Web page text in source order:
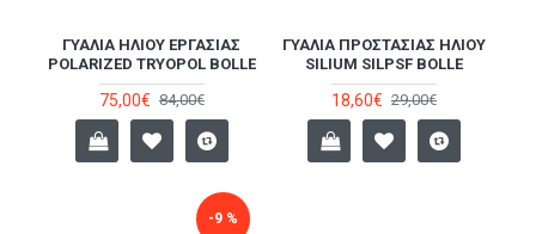
ΓΥΑΛΙΆ ΗΛΊΟΥ ΕΡΓΑΣΊΑΣ
POLARIZED TRYOPOL BOLLE
75,00€ 84,00€
ΓΥΑΛΙΆ ΠΡΟΣΤΑΣΊΑΣ ΗΛΊΟΥ
SILIUM SILPSF BOLLE
18,60€ 29,00€
-9 %